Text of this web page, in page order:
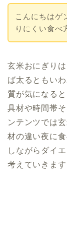
こんにちはゲ
りにくい食べ
玄米おにぎり
ば太るともい
質が気になる
具材や時間帯
ンテンツでは
材の違い夜に
しながらダイ
考えていきます